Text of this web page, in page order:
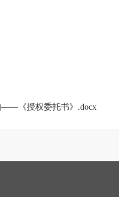
——《授权委托书》.docx